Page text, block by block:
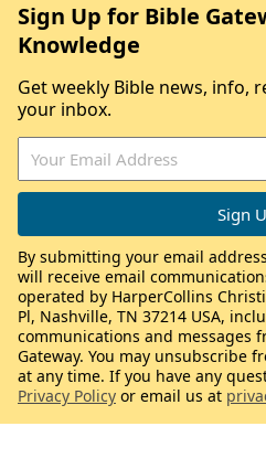
Sign Up for Bible
Knowledge
Get weekly Bible news, info,
your inbox.
By submitting your email
will receive email
operated by HarperCollins
Pl, Nashville, TN 37214 USA,
communications and messages
Gateway. You may unsubscribe
at any time. If you have any
Privacy Policy or email us at